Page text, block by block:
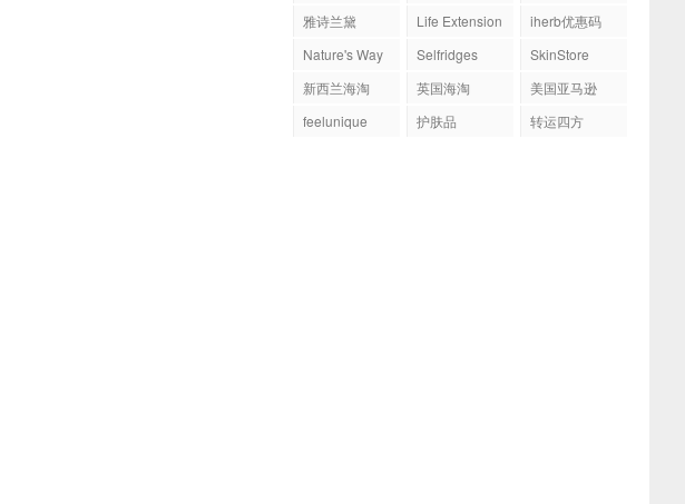
雅诗兰黛
Life Extension
iherb优惠码
Nature's Way
Selfridges
SkinStore
新西兰海淘
英国海淘
美国亚马逊
feelunique
护肤品 转运四方